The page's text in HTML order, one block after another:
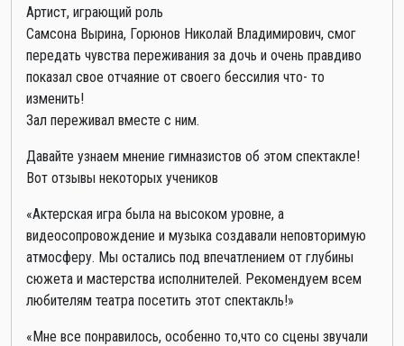
Артист, играющий роль
Самсона Вырина, Горюнов Николай Владимирович, смог
передать чувства переживания за дочь и очень правдиво
показал свое отчаяние от своего бессилия что- то
изменить!
Зал переживал вместе с ним.
Давайте узнаем мнение гимназистов об этом спектакле!
Вот отзывы некоторых учеников
«Актерская игра была на высоком уровне, а
видеосопровождение и музыка создавали неповторимую
атмосферу. Мы остались под впечатлением от глубины
сюжета и мастерства исполнителей. Рекомендуем всем
любителям театра посетить этот спектакль!»
«Мне все понравилось, особенно то,что со сцены звучали